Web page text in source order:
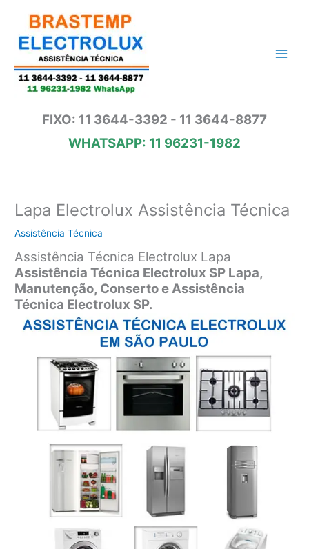
conteúdo
FIXO: 11 3644-3392 - 11 3644-8877
WHATSAPP: 11 96231-1982
Lapa Electrolux Assistência Técnica
Assistência Técnica
Assistência Técnica Electrolux Lapa
Assistência Técnica Electrolux SP Lapa,
Manutenção, Conserto e Assistência
Técnica Electrolux SP.